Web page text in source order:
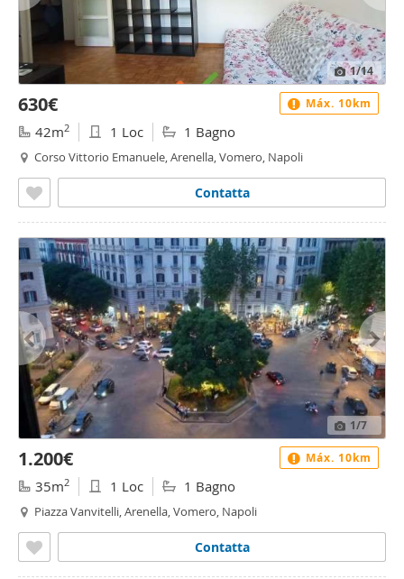
1/14
630€
42m2 1 Loc 1 Bagno
Corso Vittorio Emanuele, Arenella, Vomero, Napoli
Contatta
Máx. 10km
1/7
1.200€
35m2 1 Loc 1 Bagno
Piazza Vanvitelli, Arenella, Vomero, Napoli
Contatta
Máx. 10km